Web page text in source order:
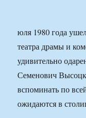
юля 1980 года
театра драмы и
удивительно
Семенович
вспоминать по
ожидаются в